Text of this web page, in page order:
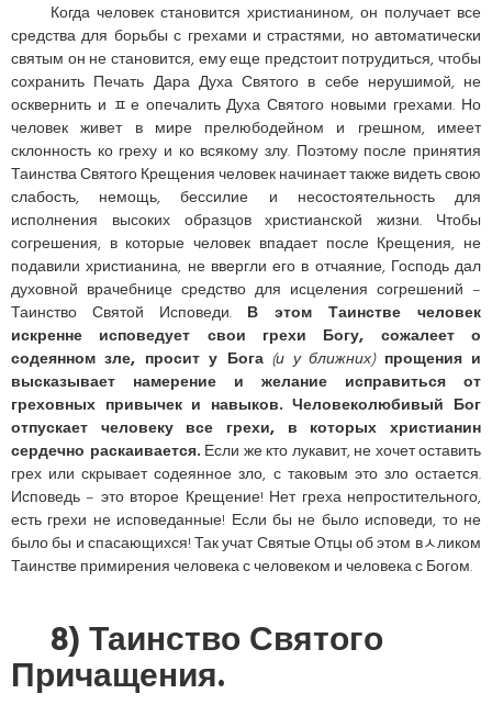
Когда человек становится христианином, он получает все
средства для борьбы с грехами и страстями, но автоматически
святым он не становится, ему еще предстоит потрудиться, чтобы
сохранить Печать Дара Духа Святого в себе нерушимой, не
осквернить и ﾽе опечалить Духа Святого новыми грехами. Но
человек живет в мире прелюбодейном и грешном, имеет
склонность ко греху и ко всякому злу. Поэтому после принятия
Таинства Святого Крещения человек начинает также видеть свою
слабость, немощь, бессилие и несостоятельность для
исполнения высоких образцов христианской жизни. Чтобы
согрешения, в которые человек впадает после Крещения, не
подавили христианина, не ввергли его в отчаяние, Господь дал
духовной врачебнице средство для исцеления согрешений –
Таинство Святой Исповеди. В этом Таинстве человек
искренне исповедует свои грехи Богу, сожалеет о
содеянном зле, просит у Бога (и у ближних) прощения и
высказывает намерение и желание исправиться от
греховных привычек и навыков. Человеколюбивый Бог
отпускает человеку все грехи, в которых христианин
сердечно раскаивается. Если же кто лукавит, не хочет оставить
грех или скрывает содеянное зло, с таковым это зло остается.
Исповедь – это второе Крещение! Нет греха непростительного,
есть грехи не исповеданные! Если бы не было исповеди, то не
было бы и спасающихся! Так учат Святые Отцы об этом вﾵликом
Таинстве примирения человека с человеком и человека с Богом.
8) Таинство Святого
Причащения.